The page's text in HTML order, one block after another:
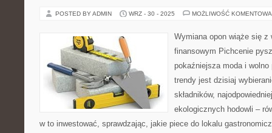
POSTED BY ADMIN WRZ - 30 - 2025 MOŻLIWOŚĆ
Wymiana opon wiąże się z
finansowym Pichcenie
pokaźniejsza moda i
trendy jest dzisiaj
składników,
ekologicznych hodowli –
w to inwestować, sprawdzając, jakie piece do lokalu